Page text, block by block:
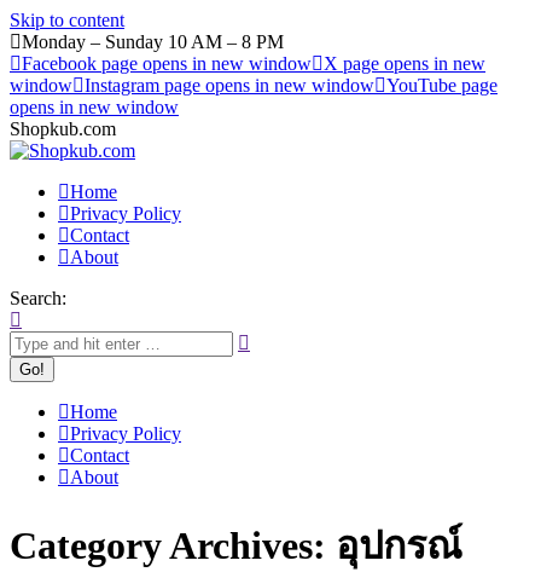
Skip to content
Monday – Sunday 10 AM – 8 PM
Facebook page opens in new window
X page opens in new
window Instagram page opens in new window YouTube page
opens in new window
Shopkub.com
Home
Privacy Policy
Contact
About
Search:
Home
Privacy Policy
Contact
About
Category Archives: อุปกรณ์